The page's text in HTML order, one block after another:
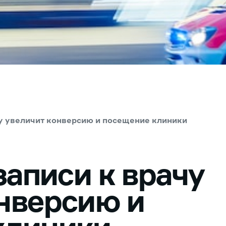
увеличит конверсию и посещение клиники
к врачу
и